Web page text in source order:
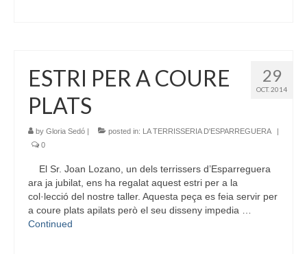
29
OCT. 2014
ESTRI PER A COURE
PLATS
by Gloria Sedó posted in: LA TERRISSERIA D'ESPARREGUERA
0
El Sr. Joan Lozano, un dels terrissers d’Esparreguera
ara ja jubilat, ens ha regalat aquest estri per a la
col·lecció del nostre taller. Aquesta peça es feia servir per
a coure plats apilats però el seu disseny impedia …
Continued